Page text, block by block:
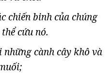
chiến binh của chúng
cứu nó.
cành cây khô và